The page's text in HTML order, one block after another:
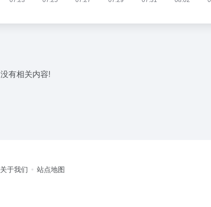
没有相关内容!
关于我们 站点地图